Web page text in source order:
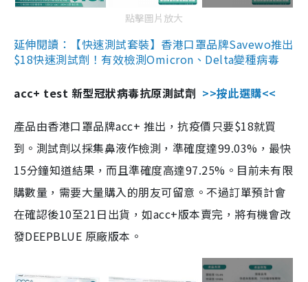
點擊圖片放大
延伸閱讀：【快速測試套裝】香港口罩品牌Savewo推出
$18快速測試劑！有效檢測Omicron、Delta變種病毒
acc+ test 新型冠狀病毒抗原測試劑 >>按此選購<<
產品由香港口罩品牌acc+ 推出，抗疫價只要$18就買
到。測試劑以採集鼻液作檢測，準確度達99.03%，最快
15分鐘知道結果，而且準確度高達97.25%。目前未有限
購數量，需要大量購入的朋友可留意。不過訂單預計會
在確認後10至21日出貨，如acc+版本賣完，將有機會改
發DEEPBLUE 原廠版本。